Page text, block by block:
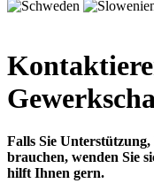
Falls Sie
brauchen, wenden Sie
hilft Ihnen gern.